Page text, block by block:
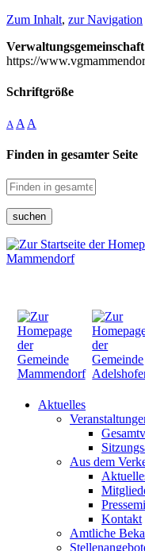
Zum Inhalt, zur Navigation
https://
Schriftgröße
A A A
Finden in gesamter Seite
suchen
Aktuelles
Aus dem
Kontakt
Amtliche